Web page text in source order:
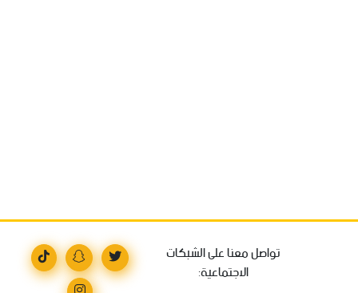
تواصل معنا على الشبكات
الاجتماعية: